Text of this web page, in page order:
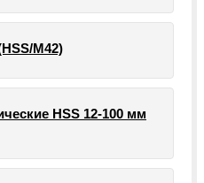
М42)
HSS 12-100 мм